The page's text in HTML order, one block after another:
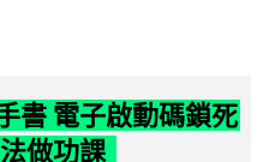
書 電子啟動碼鎖死
做功課